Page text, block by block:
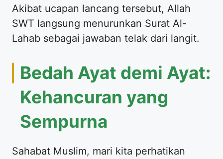
Akibat ucapan lancang tersebut, Allah
SWT langsung menurunkan Surat Al-
Lahab sebagai jawaban telak dari langit.
Bedah Ayat demi Ayat:
Kehancuran yang
Sempurna
Sahabat Muslim, mari kita perhatikan